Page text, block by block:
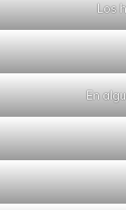
Los
En